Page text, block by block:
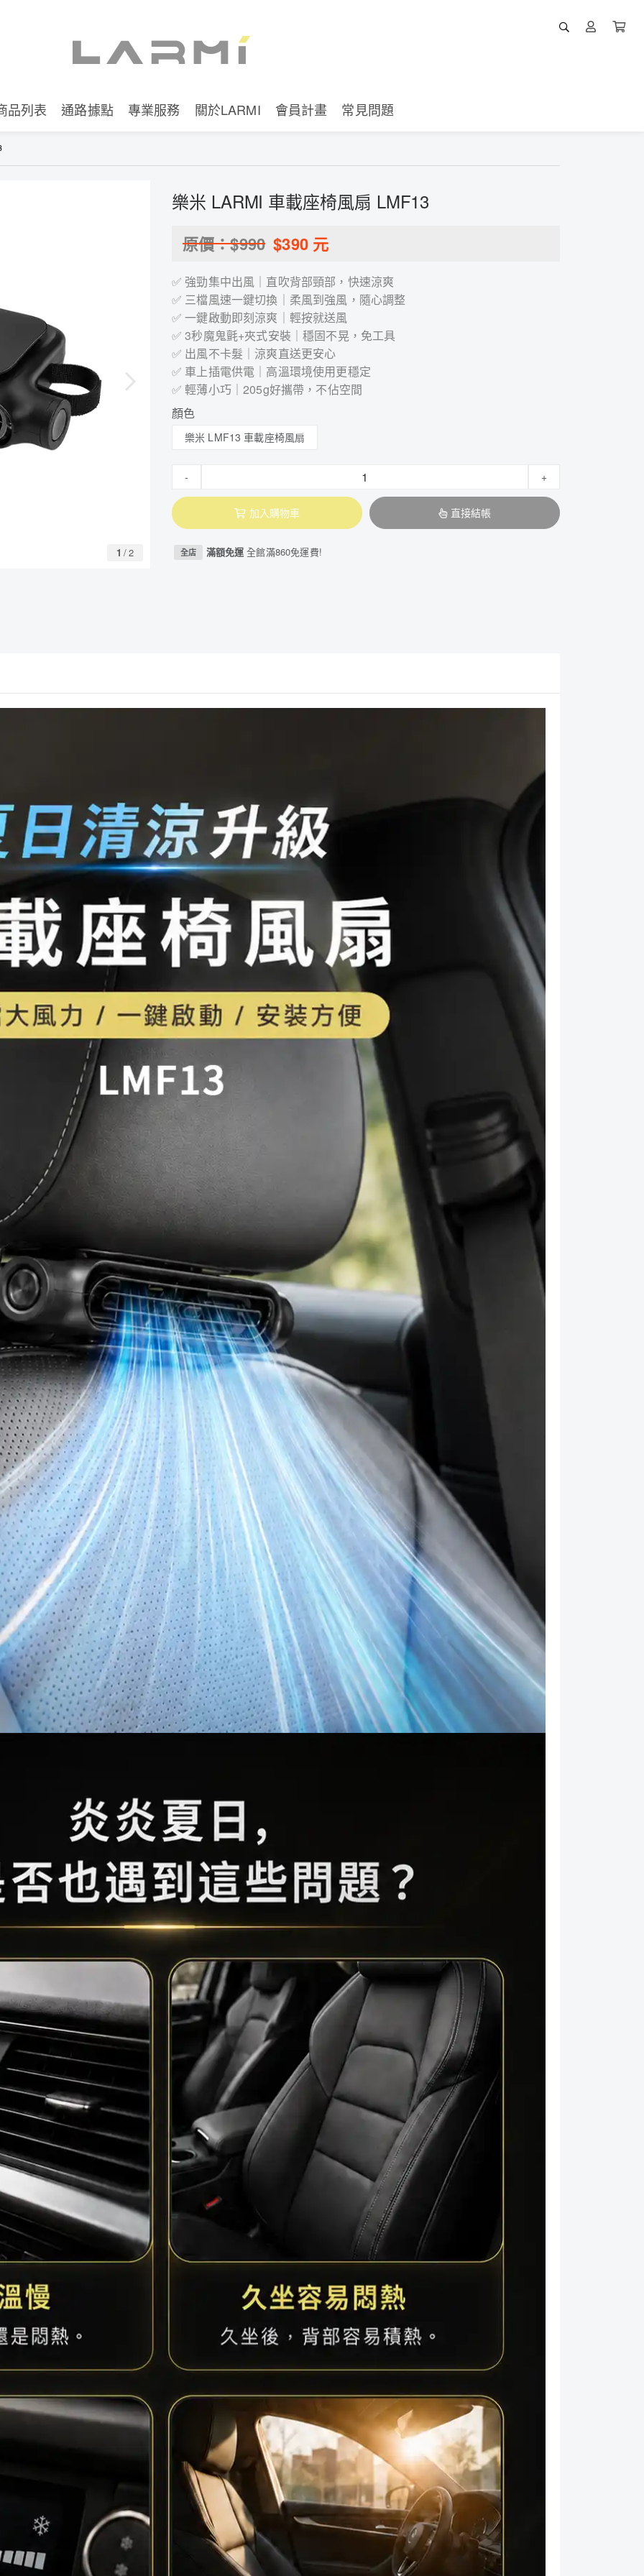
品列表 通路據點 專業服務 關於LARMI 會員計畫 常見問題
1 /2
樂米 LARMI 車載座椅風扇 LMF13
原價：$990 $390元
✅ 強勁集中出風｜直吹背部頸部，快速涼爽
✅ 三檔風速一鍵切換｜柔風到強風，隨心調整
✅ 一鍵啟動即刻涼爽｜輕按就送風
✅ 3秒魔鬼氈+夾式安裝｜穩固不晃，免工具
✅ 出風不卡髮｜涼爽直送更安心
✅ 車上插電供電｜高溫環境使用更穩定
✅ 輕薄小巧｜205g好攜帶，不佔空間
顏色
樂米 LMF13 車載座椅風扇
- +
加入購物車 直接結帳
全店 滿額免運全館滿860免運費!